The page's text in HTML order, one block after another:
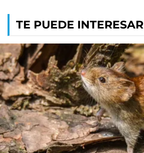
TE PUEDE INTERESAR